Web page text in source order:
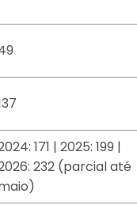
171 | 2025: 199 |
232 (parcial até